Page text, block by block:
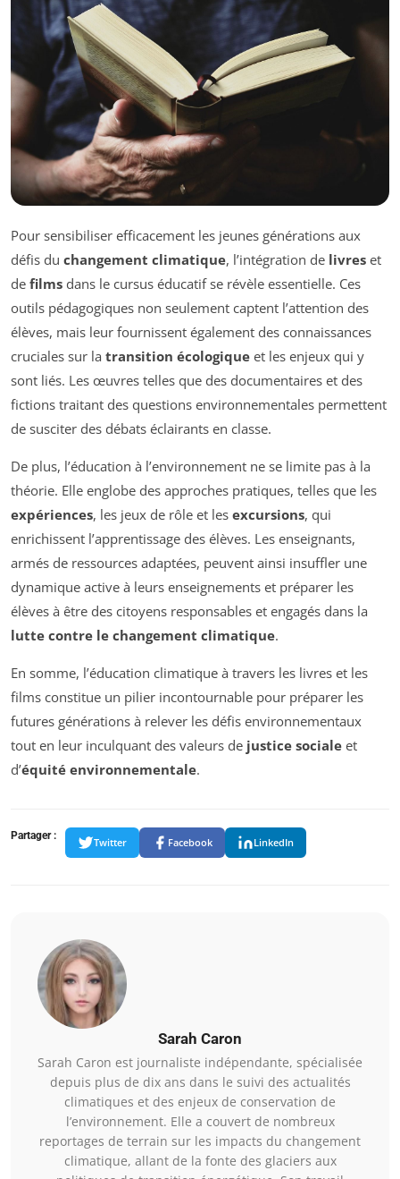
Pour sensibiliser efficacement les jeunes générations aux
défis du changement climatique, l’intégration de livres et
de films dans le cursus éducatif se révèle essentielle. Ces
outils pédagogiques non seulement captent l’attention des
élèves, mais leur fournissent également des connaissances
cruciales sur la transition écologique et les enjeux qui y
sont liés. Les œuvres telles que des documentaires et des
fictions traitant des questions environnementales permettent
de susciter des débats éclairants en classe.
De plus, l’éducation à l’environnement ne se limite pas à la
théorie. Elle englobe des approches pratiques, telles que les
expériences, les jeux de rôle et les excursions, qui
enrichissent l’apprentissage des élèves. Les enseignants,
armés de ressources adaptées, peuvent ainsi insuffler une
dynamique active à leurs enseignements et préparer les
élèves à être des citoyens responsables et engagés dans la
lutte contre le changement climatique.
En somme, l’éducation climatique à travers les livres et les
films constitue un pilier incontournable pour préparer les
futures générations à relever les défis environnementaux
tout en leur inculquant des valeurs de justice sociale et
d’équité environnementale.
Partager :
Twitter Facebook LinkedIn
Sarah Caron
Sarah Caron est journaliste indépendante, spécialisée
depuis plus de dix ans dans le suivi des actualités
climatiques et des enjeux de conservation de
l’environnement. Elle a couvert de nombreux
reportages de terrain sur les impacts du changement
climatique, allant de la fonte des glaciers aux